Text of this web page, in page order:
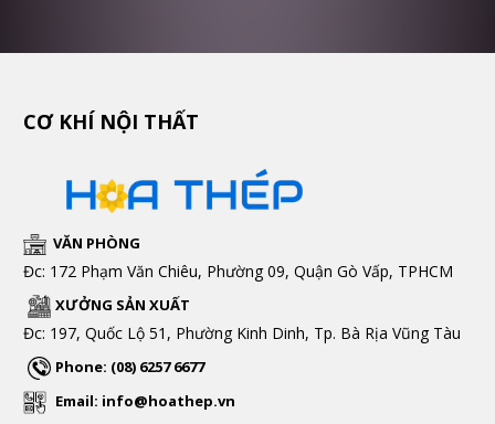
CƠ KHÍ NỘI THẤT
VĂN PHÒNG
Đc: 172 Phạm Văn Chiêu, Phường 09, Quận Gò Vấp, TPHCM
XƯỞNG SẢN XUẤT
Đc: 197, Quốc Lộ 51, Phường Kinh Dinh, Tp. Bà Rịa Vũng Tàu
Phone: (08) 6257 6677
Email: info@hoathep.vn